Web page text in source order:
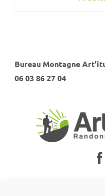
Bureau Montagne
06 03 86 27 04